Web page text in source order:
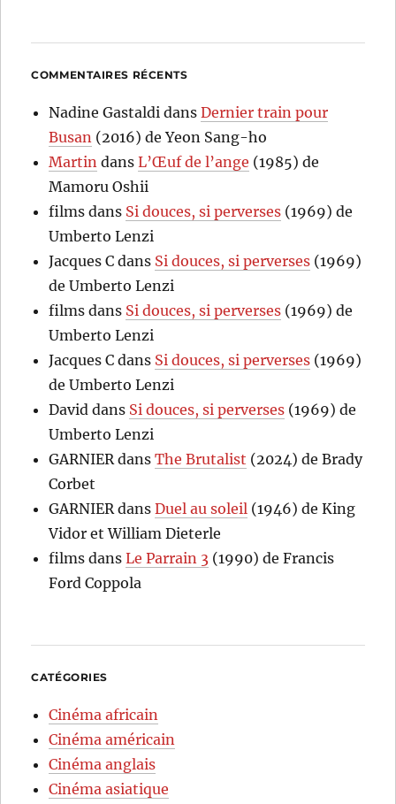
COMMENTAIRES RÉCENTS
Nadine Gastaldi dansDernier train pour
Busan (2016) de Yeon Sang-ho
Martin dansL’Œuf de l’ange (1985) de
Mamoru Oshii
films dans Si douces, si perverses (1969) de
Umberto Lenzi
Jacques C dans Si douces, si perverses (1969)
de Umberto Lenzi
films dans Si douces, si perverses (1969) de
Umberto Lenzi
Jacques C dans Si douces, si perverses (1969)
de Umberto Lenzi
David dans Si douces, si perverses (1969) de
Umberto Lenzi
GARNIERdansThe Brutalist (2024) de Brady
Corbet
GARNIERdansDuel au soleil (1946) de King
Vidor et William Dieterle
films dansLe Parrain 3 (1990) de Francis
Ford Coppola
CATÉGORIES
Cinéma africain
Cinéma américain
Cinéma anglais
Cinéma asiatique